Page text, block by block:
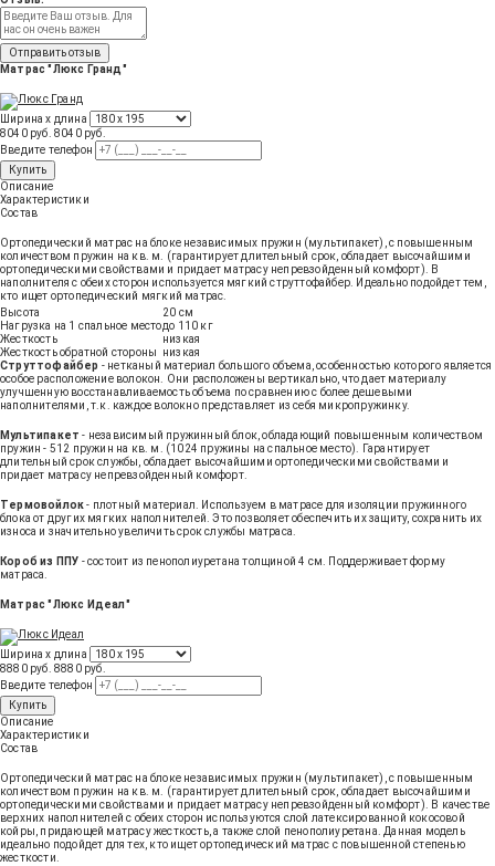
Отправить отзыв
Матрас "Люкс Гранд"
Ширина х длина
8040 руб. 8040 руб.
Введите телефон
Купить
Описание
Характеристики
Состав
Ортопедический матрас на блоке независимых пружин (мультипакет), с повышенным
количеством пружин на кв. м. (гарантирует длительный срок, обладает высочайшими
ортопедическими свойствами и придает матрасу непревзойденный комфорт). В
наполнителя с обеих сторон используется мягкий струттофайбер. Идеально подойдет тем,
кто ищет ортопедический мягкий матрас.
Высота
20 см
Нагрузка на 1 спальное местодо 110 кг
Жесткость
низкая
Жесткость обратной стороны
низкая
Струттофайбер - нетканый материал большого объема, особенностью которого является
особое расположение волокон. Они расположены вертикально, что дает материалу
улучшенную восстанавливаемость объема по сравнению с более дешевыми
наполнителями, т.к. каждое волокно представляет из себя микропружинку.
Мультипакет - независимый пружинный блок, обладающий повышенным количеством
пружин - 512 пружин на кв. м. (1024 пружины на спальное место). Гарантирует
длительный срок службы, обладает высочайшими ортопедическими свойствами и
придает матрасу непревзойденный комфорт.
Термовойлок- плотный материал. Используем в матрасе для изоляции пружинного
блока от других мягких наполнителей. Это позволяет обеспечить их защиту, сохранить их
износа и значительно увеличить срок службы матраса.
Короб из ППУ - состоит из пенополиуретана толщиной 4 см. Поддерживает форму
матраса.
Матрас "Люкс Идеал"
Ширина х длина
8880 руб. 8880 руб.
Введите телефон
Купить
Описание
Характеристики
Состав
Ортопедический матрас на блоке независимых пружин (мультипакет), с повышенным
количеством пружин на кв. м. (гарантирует длительный срок, обладает высочайшими
ортопедическими свойствами и придает матрасу непревзойденный комфорт). В качестве
верхних наполнителей с обеих сторон используются слой латексированной кокосовой
койры, придающей матрасу жесткость, а также слой пенополиуретана. Данная модель
идеально подойдет для тех, кто ищет ортопедический матрас с повышенной степенью
жесткости.